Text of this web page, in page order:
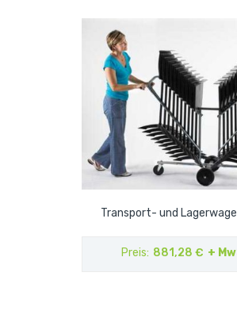
Transport- und
Preis 881,28 € +